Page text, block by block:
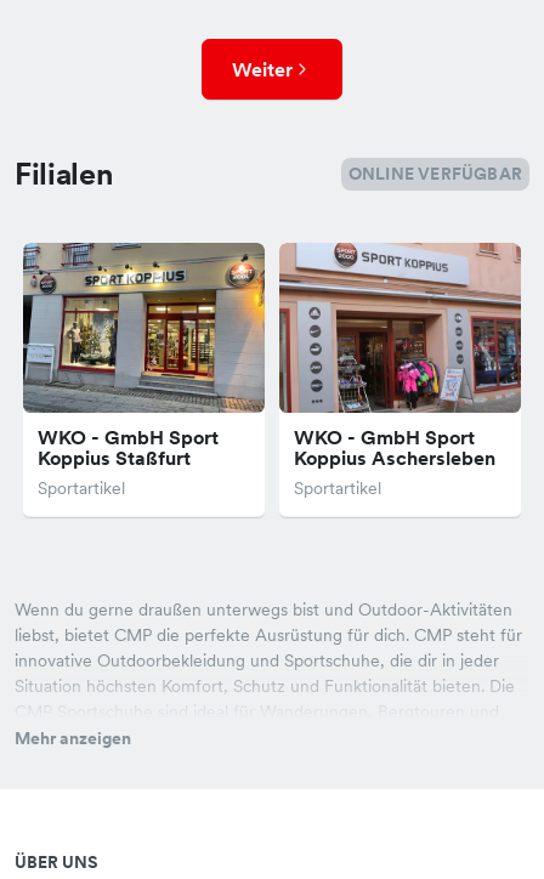
Weiter
Filialen ONLINE VERFÜGBAR
WKO - GmbH Sport
Koppius Staßfurt
Sportartikel
WKO - GmbH Sport
Koppius Aschersleben
Sportartikel
Wenn du gerne draußen unterwegs bist und Outdoor-Aktivitäten
liebst, bietet CMP die perfekte Ausrüstung für dich. CMP steht für
innovative Outdoorbekleidung und Sportschuhe, die dir in jeder
Situation höchsten Komfort, Schutz und Funktionalität bieten. Die
andere Outdoor-Abenteuer – mit einer robusten Konstruktion, die
hochwertige Produkte für jedes Outdoor-Abenteuer. Das
Mehr anzeigen
ÜBER UNS